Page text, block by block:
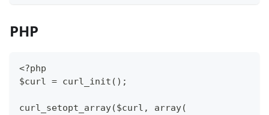
PHP
<?php
$curl = curl_init();
curl_setopt_array($curl, array(